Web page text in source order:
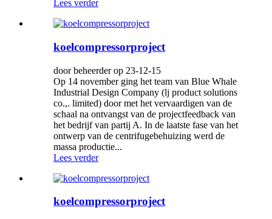
Lees verder
koelcompressorproject
door beheerder op 23-12-15
Op 14 november ging het team van Blue Whale
Industrial Design Company (lj product solutions
co.,. limited) door met het vervaardigen van de
schaal na ontvangst van de projectfeedback van
het bedrijf van partij A. In de laatste fase van het
ontwerp van de centrifugebehuizing werd de
massa productie...
Lees verder
koelcompressorproject